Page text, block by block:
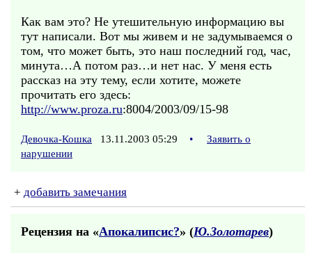
Как вам это? Не утешительную информацию вы
тут написали. Вот мы живем и не задумываемся о
том, что может быть, это наш последний год, час,
минута…А потом раз…и нет нас. У меня есть
рассказ на эту тему, если хотите, можете
прочитать его здесь:
http://www.proza.ru:8004/2003/09/15-98
Девочка-Кошка 13.11.2003 05:29 •
Заявить о
нарушении
+ добавить замечания
Рецензия на «Апокалипсис?» (Ю.Золотарев)